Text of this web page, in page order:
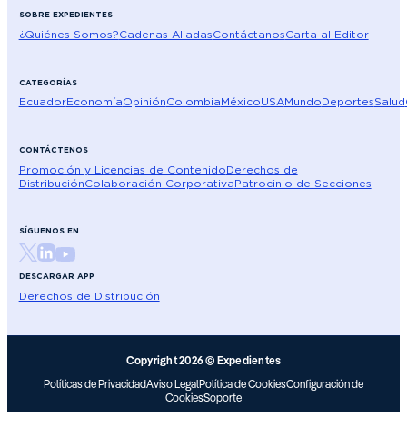
SOBRE EXPEDIENTES
¿Quiénes Somos?Cadenas AliadasContáctanosCarta al Editor
CATEGORÍAS
EcuadorEconomíaOpiniónColombiaMéxicoUSAMundoDeportesSalud
CONTÁCTENOS
Promoción y Licencias de ContenidoDerechos de
DistribuciónColaboración CorporativaPatrocinio de Secciones
SÍGUENOS EN
DESCARGAR APP
Derechos de Distribución
Copyright 2026 © Expedientes
Políticas de PrivacidadAviso LegalPolítica de CookiesConfiguración de
CookiesSoporte